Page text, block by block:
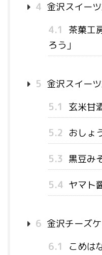
4 金沢スイー
4.1
茶菓工
ろう」
5 金沢スイー
5.1
玄米甘
5.2 おしょ
5.3 黒豆み
5.4 ヤマト
6 金沢チーズ
6.1
こめは